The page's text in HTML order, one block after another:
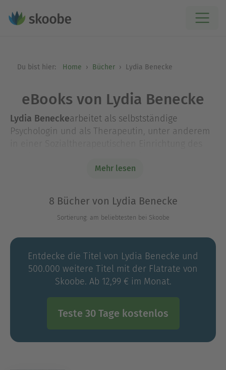
Du bist hier: Home Bücher Lydia Benecke
eBooks von Lydia Benecke
Lydia Beneckearbeitet als selbstständige
Psychologin und als Therapeutin, unter anderem
regelmäßig Fortbildungen und Vorträge für ein
SADISTENund PSYCHOPATHINNEN
sowie als Co-
Autorin von AUS DER DUNKELKAMMER DES BÖSEN
hat sie bereits mehrere Bestseller geschrieben.
Mehr lesen
8 Bücher von Lydia Benecke
Sortierung: am beliebtesten bei Skoobe
Entdecke die Titel von Lydia Benecke und
500.000 weitere Titel mit der Flatrate von
Skoobe. Ab 12,99 € im Monat.
Teste 30 Tage kostenlos